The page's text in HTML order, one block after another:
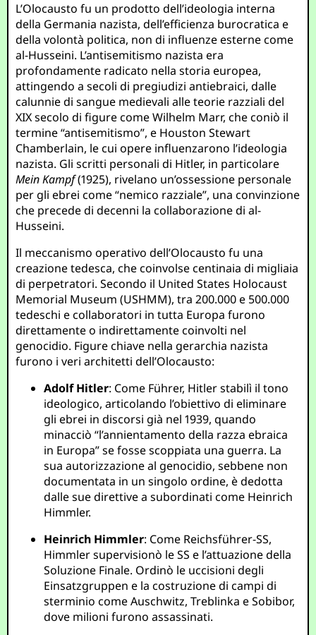
L’Olocausto fu un prodotto dell’ideologia interna
della Germania nazista, dell’efficienza burocratica e
della volontà politica, non di influenze esterne come
al-Husseini. L’antisemitismo nazista era
profondamente radicato nella storia europea,
attingendo a secoli di pregiudizi antiebraici, dalle
calunnie di sangue medievali alle teorie razziali del
XIX secolo di figure come Wilhelm Marr, che coniò il
termine “antisemitismo”, e Houston Stewart
Chamberlain, le cui opere influenzarono l’ideologia
nazista. Gli scritti personali di Hitler, in particolare
Mein Kampf(1925), rivelano un’ossessione personale
per gli ebrei come “nemico razziale”, una convinzione
che precede di decenni la collaborazione di al-
Husseini.
Il meccanismo operativo dell’Olocausto fu una
creazione tedesca, che coinvolse centinaia di migliaia
di perpetratori. Secondo il United States Holocaust
Memorial Museum (USHMM), tra 200.000 e 500.000
tedeschi e collaboratori in tutta Europa furono
direttamente o indirettamente coinvolti nel
genocidio. Figure chiave nella gerarchia nazista
furono i veri architetti dell’Olocausto:
Adolf Hitler: Come Führer, Hitler stabilì il tono
ideologico, articolando l’obiettivo di eliminare
gli ebrei in discorsi già nel 1939, quando
minacciò “l’annientamento della razza ebraica
in Europa” se fosse scoppiata una guerra. La
sua autorizzazione al genocidio, sebbene non
documentata in un singolo ordine, è dedotta
dalle sue direttive a subordinati come Heinrich
Himmler.
Heinrich Himmler: Come Reichsführer-SS,
Himmler supervisionò le SS e l’attuazione della
Soluzione Finale. Ordinò le uccisioni degli
Einsatzgruppen e la costruzione di campi di
sterminio come Auschwitz, Treblinka e Sobibor,
dove milioni furono assassinati.